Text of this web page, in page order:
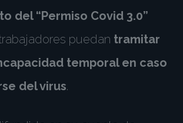
del “Permiso Covid 3.0”
puedan tramitar
temporal en caso
del virus.